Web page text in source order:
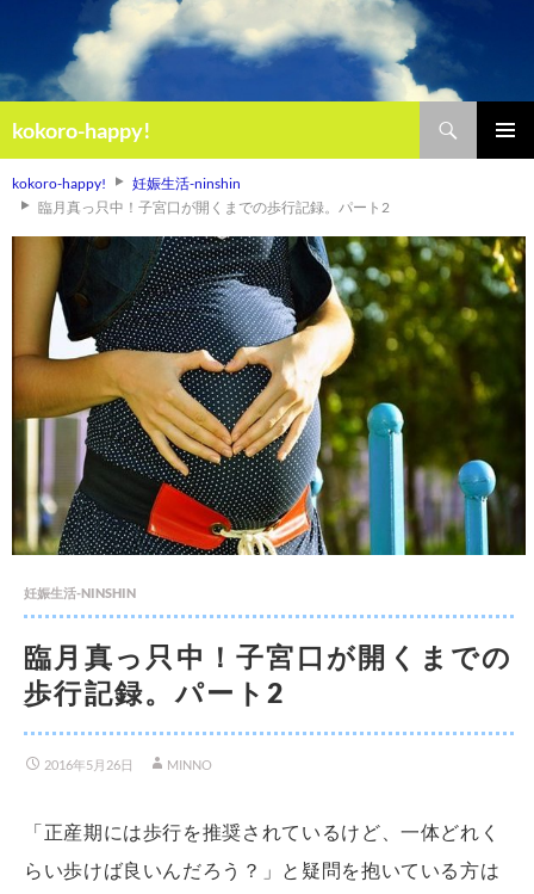
kokoro-happy!
索
ン
テ
ッ
kokoro-happy!
妊娠生活-ninshin
臨月真っ只中！子宮口が開くまでの歩行記録。パート2
妊娠生活-NINSHIN
臨月真っ只中！子宮口が開くまでの
歩行記録。パート2
2016年5月26日 MINNO
「正産期には歩行を推奨されているけど、一体どれく
らい歩けば良いんだろう？」と疑問を抱いている方は